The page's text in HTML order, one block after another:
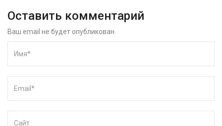
Оставить комментарий
Ваш email не будет опубликован.